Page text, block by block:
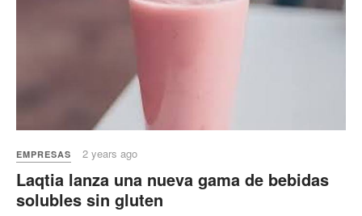
EMPRESAS 2 years ago
Laqtia lanza una nueva gama de bebidas
solubles sin gluten